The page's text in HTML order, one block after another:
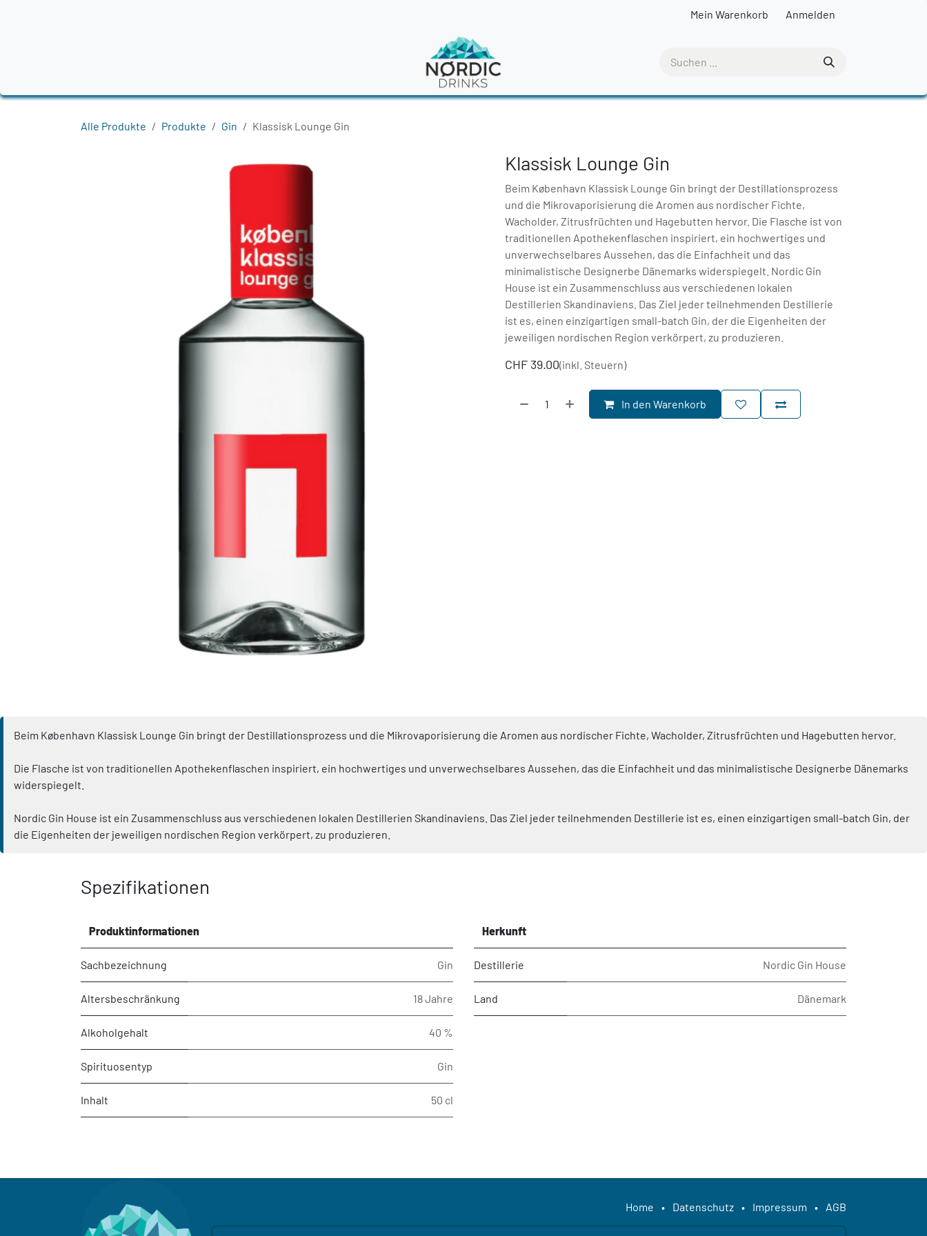
Mein Warenkorb Anmelden
Alle Produkte Produkte Gin Klassisk Lounge Gin
Klassisk Lounge Gin
Beim København Klassisk Lounge Gin bringt der Destillationsprozess
und die Mikrovaporisierung die Aromen aus nordischer Fichte,
Wacholder, Zitrusfrüchten und Hagebutten hervor. Die Flasche ist von
traditionellen Apothekenflaschen inspiriert, ein hochwertiges und
unverwechselbares Aussehen, das die Einfachheit und das
minimalistische Designerbe Dänemarks widerspiegelt. Nordic Gin
House ist ein Zusammenschluss aus verschiedenen lokalen
Destillerien Skandinaviens. Das Ziel jeder teilnehmenden Destillerie
ist es, einen einzigartigen small-batch Gin, der die Eigenheiten der
jeweiligen nordischen Region verkörpert, zu produzieren.
CHF 39.00(inkl. Steuern)
In den Warenkorb
Beim København Klassisk Lounge Gin bringt der Destillationsprozess und die Mikrovaporisierung die Aromen aus nordischer Fichte, Wacholder, Zitrusfrüchten und Hagebutten hervor.
Die Flasche ist von traditionellen Apothekenflaschen inspiriert, ein hochwertiges und unverwechselbares Aussehen, das die Einfachheit und das minimalistische Designerbe Dänemarks
widerspiegelt.
Nordic Gin House ist ein Zusammenschluss aus verschiedenen lokalen Destillerien Skandinaviens. Das Ziel jeder teilnehmenden Destillerie ist es, einen einzigartigen small-batch Gin, der
die Eigenheiten der jeweiligen nordischen Region verkörpert, zu produzieren.
Spezifikationen
Produktinformationen
Sachbezeichnung Gin
Altersbeschränkung 18 Jahre
Alkoholgehalt 40 %
Spirituosentyp Gin
Inhalt 50 cl
Herkunft
Destillerie Nordic Gin House
Land Dänemark
Home • Datenschutz • Impressum • AGB